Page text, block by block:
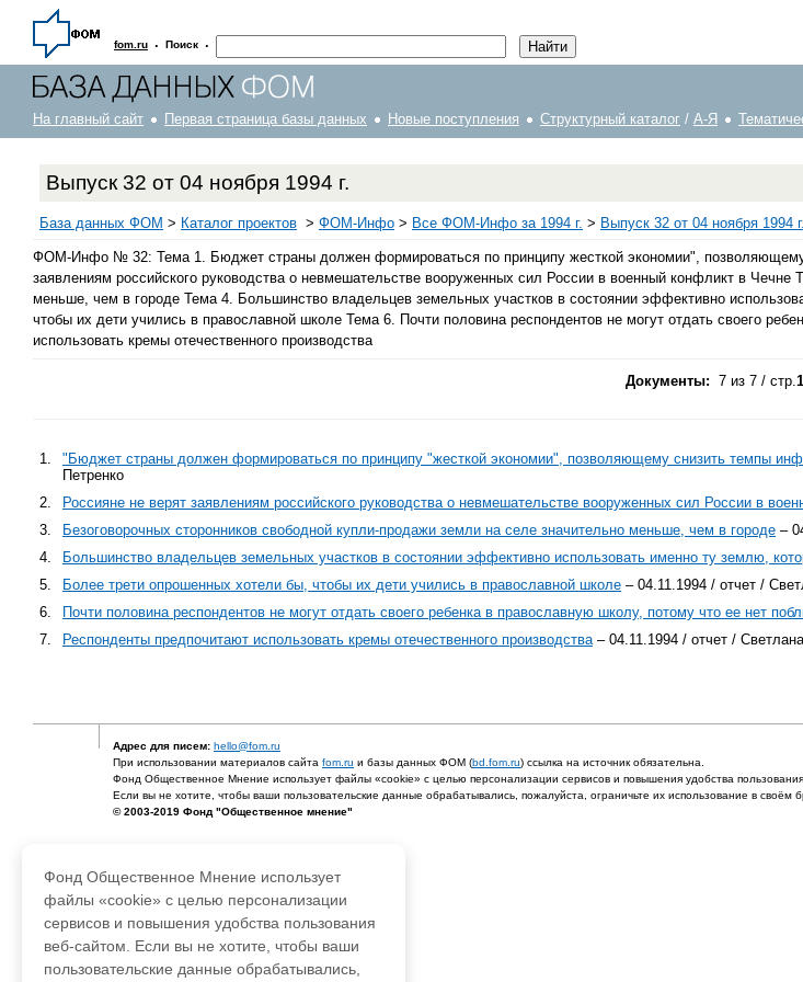
fom.ru · Поиск ·
На главный сайт Первая страница базы данных Новые поступления Структурный каталог / А-Я
Выпуск 32 от 04 ноября 1994 г.
База данных ФОМ > Каталог проектов > ФOM-Инфо > Все ФОМ-Инфо за 1994 г. > Выпуск 32 от 04 ноября 1994 г.
ФОМ-Инфо № 32: Тема 1. Бюджет страны должен формироваться по принципу жесткой экономии",
заявлениям российского руководства о невмешательстве вооруженных сил России в военный конфликт в
меньше, чем в городе Тема 4. Большинство владельцев земельных участков в состоянии эффективно
чтобы их дети учились в православной школе Тема 6. Почти половина респондентов не могут отдать своего
использовать кремы отечественного производства
Документы: 7 из 7 / стр. 1
1. "Бюджет страны должен формироваться по принципу "жесткой экономии", позволяющему снизить темпы
Петренко
2.
Россияне не верят заявлениям российского руководства о невмешательстве вооруженных сил России в
3.
Безоговорочных сторонников свободной купли-продажи земли на селе значительно меньше, чем в городе –
4.
Большинство владельцев земельных участков в состоянии эффективно использовать именно ту землю,
5.
Более трети опрошенных хотели бы, чтобы их дети учились в православной школе – 04.11.1994 / отчет /
6.
Почти половина респондентов не могут отдать своего ребенка в православную школу, потому что ее нет
7.
Респонденты предпочитают использовать кремы отечественного производства – 04.11.1994 / отчет /
Адрес для писем: hello@fom.ru
При использовании материалов сайта fom.ru и базы данных ФОМ (bd.fom.ru) ссылка на источник обязательна.
Фонд Общественное Мнение использует файлы «cookie» с целью персонализации сервисов и повышения удобства
Если вы не хотите, чтобы ваши пользовательские данные обрабатывались, пожалуйста, ограничьте их использование в своём
© 2003-2019 Фонд "Общественное мнение"
Фонд Общественное Мнение использует
файлы «cookie» с целью персонализации
сервисов и повышения удобства пользования
веб-сайтом. Если вы не хотите, чтобы ваши
пользовательские данные обрабатывались,